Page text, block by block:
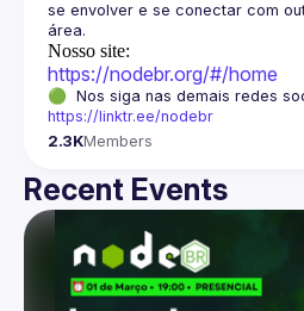
se envolver e se conectar com
Nosso site:
https://nodebr.org/#/home
https://linktr.ee/nodebr
2.3KMembers
Recent Events